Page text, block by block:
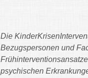
Die
Bezugspersonen und
psychischen